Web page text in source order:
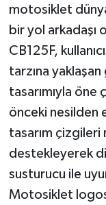
motosiklet
bir yol arkadaşı
CB125F,
tarzına
tasarımıyla öne
önceki nesilden
tasarım çizgileri
destekleyerek
susturucu ile
Motosiklet